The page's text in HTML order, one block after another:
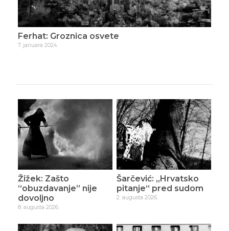
Ferhat: Groznica osvete
7. januara 2024.
Žižek: Zašto
“obuzdavanje” nije
dovoljno
8. augusta 2026.
Šarčević: „Hrvatsko
pitanje“ pred sudom
2. augusta 2026.